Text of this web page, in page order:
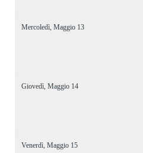
Mercoledì, Maggio 13
Giovedì, Maggio 14
Venerdì, Maggio 15